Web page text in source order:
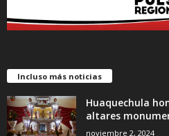
Incluso más noticias
Huaquechula
altares
noviembre 2, 2024